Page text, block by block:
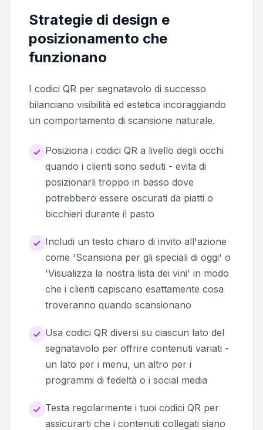
Strategie di design e
posizionamento che
funzionano
I codici QR per segnatavolo di successo
bilanciano visibilità ed estetica incoraggiando
un comportamento di scansione naturale.
Posiziona i codici QR a livello degli occhi
quando i clienti sono seduti - evita di
posizionarli troppo in basso dove
potrebbero essere oscurati da piatti o
bicchieri durante il pasto
Includi un testo chiaro di invito all'azione
come 'Scansiona per gli speciali di oggi' o
'Visualizza la nostra lista dei vini' in modo
che i clienti capiscano esattamente cosa
troveranno quando scansionano
Usa codici QR diversi su ciascun lato del
segnatavolo per offrire contenuti variati -
un lato per i menu, un altro per i
programmi di fedeltà o i social media
Testa regolarmente i tuoi codici QR per
assicurarti che i contenuti collegati siano